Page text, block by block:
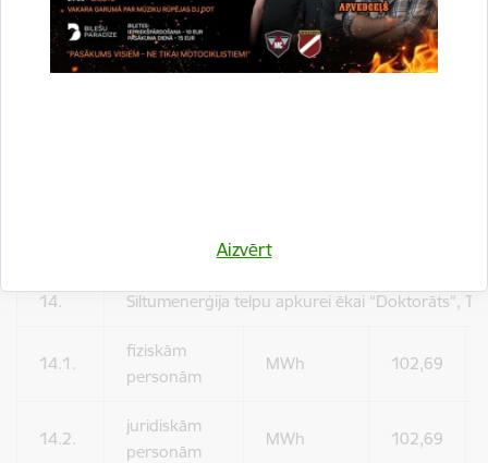
Aizvērt
12.2.
juridiskām
personām
MWh 93,20
MWh
14. Siltumenerģija telpu apkurei ēkai “Doktorāts”,
14.1.
fiziskām
personām
MWh 102,69
14.2.
juridiskām
personām
MWh 102,69